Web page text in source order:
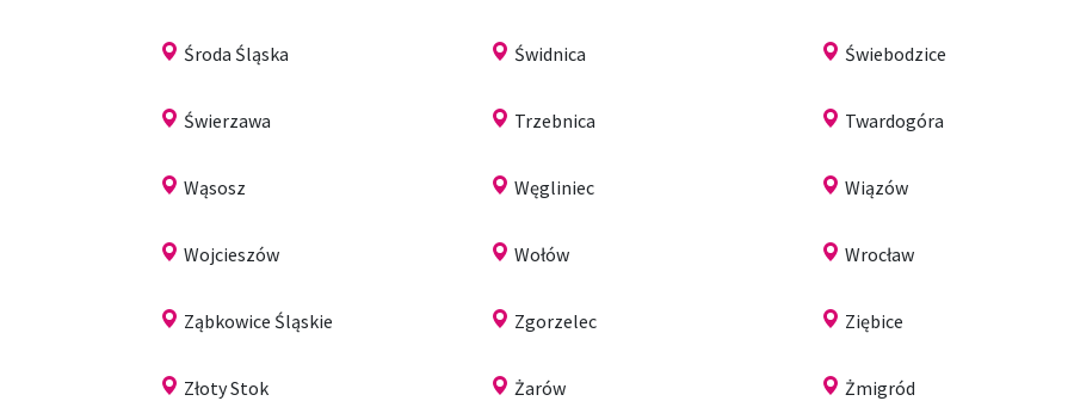
Środa Śląska Świdnica Świebodzice
Świerzawa Trzebnica Twardogóra
Wąsosz Węgliniec Wiązów
Wojcieszów Wołów Wrocław
Ząbkowice Śląskie Zgorzelec Ziębice
Złoty Stok Żarów Żmigród